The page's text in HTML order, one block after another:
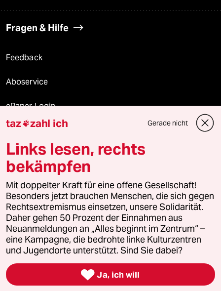
Fragen & Hilfe
Feedback
Aboservice
ePaper Login
Downloads für Abonnierende
© 2026 taz Verlags und Vertriebs GmbH
Alle Rechte vorbehalten. Bei rechtlichen Fragen oder für Genehmigungen
wenden Sie sich bitte an
lizenzen@taz.de
Feedback Redaktionsstatut Kommune-Richtlinien
Leitlinie Informant Datenschutz Impressum AGB
Seitenwende Einwilligungen widerrufen (Ads)
taz zahl ich Gerade nicht
Links lesen, rechts
bekämpfen
Mit doppelter Kraft für eine offene Gesellschaft!
Besonders jetzt brauchen Menschen, die sich gegen
Rechtsextremismus einsetzen, unsere Solidarität.
Daher gehen 50 Prozent der Einnahmen aus
Neuanmeldungen an „Alles beginnt im Zentrum“ –
eine Kampagne, die bedrohte linke Kulturzentren
und Jugendorte unterstützt. Sind Sie dabei?
 Ja, ich will